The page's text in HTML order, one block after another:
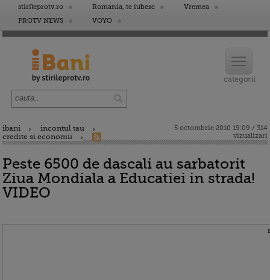
stirileprotv.ro Romania, te iubesc
Vremea
PROTV NEWS
VOYO
ibani
incontul tau
credite si economii
5 octombrie 2010 19:09 / 314
vizualizari
Peste 6500 de dascali au sarbatorit
Ziua Mondiala a Educatiei in strada!
VIDEO